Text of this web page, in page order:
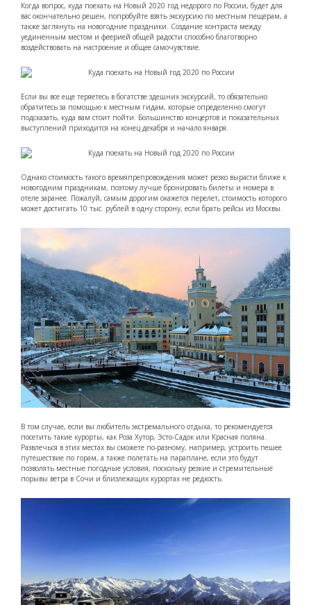
Когда вопрос, куда поехать на Новый 2020 год недорого по России, будет для
вас окончательно решен, попробуйте взять экскурсию по местным пещерам, а
также заглянуть на новогодние праздники. Создание контраста между
уединенным местом и феерией общей радости способно благотворно
воздействовать на настроение и общее самочувствие.
Если вы все еще теряетесь в богатстве здешних экскурсий, то обязательно
обратитесь за помощью к местным гидам, которые определенно смогут
подсказать, куда вам стоит пойти. Большинство концертов и показательных
выступлений приходится на конец декабря и начало января.
Однако стоимость такого времяпрепровождения может резко вырасти ближе к
новогодним праздникам, поэтому лучше бронировать билеты и номера в
отеле заранее. Пожалуй, самым дорогим окажется перелет, стоимость которого
может достигать 10 тыс. рублей в одну сторону, если брать рейсы из Москвы.
В том случае, если вы любитель экстремального отдыха, то рекомендуется
посетить такие курорты, как Роза Хутор, Эсто-Садок или Красная поляна.
Развлечься в этих местах вы сможете по-разному, например, устроить пешее
путешествие по горам, а также полетать на параплане, если это будут
позволять местные погодные условия, поскольку резкие и стремительные
порывы ветра в Сочи и близлежащих курортах не редкость.